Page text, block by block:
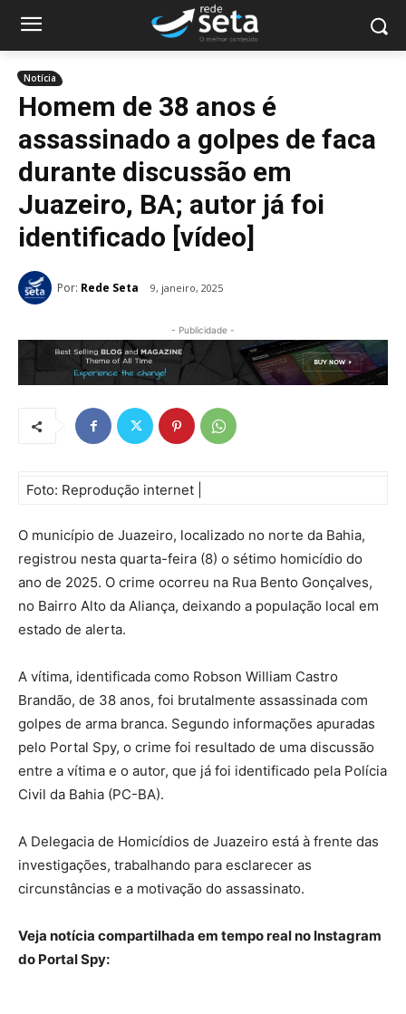
Notícia
Homem de 38 anos é
assassinado a golpes de faca
durante discussão em
Juazeiro, BA; autor já foi
identificado [vídeo]
Por: Rede Seta 9, janeiro, 2025
- Publicidade -
Foto: Reprodução internet |
O município de Juazeiro, localizado no norte da Bahia,
registrou nesta quarta-feira (8) o sétimo homicídio do
ano de 2025. O crime ocorreu na Rua Bento Gonçalves,
no Bairro Alto da Aliança, deixando a população local em
estado de alerta.
A vítima, identificada como Robson William Castro
Brandão, de 38 anos, foi brutalmente assassinada com
golpes de arma branca. Segundo informações apuradas
pelo Portal Spy, o crime foi resultado de uma discussão
entre a vítima e o autor, que já foi identificado pela Polícia
Civil da Bahia (PC-BA).
A Delegacia de Homicídios de Juazeiro está à frente das
investigações, trabalhando para esclarecer as
circunstâncias e a motivação do assassinato.
Veja notícia compartilhada em tempo real no Instagram
do Portal Spy: